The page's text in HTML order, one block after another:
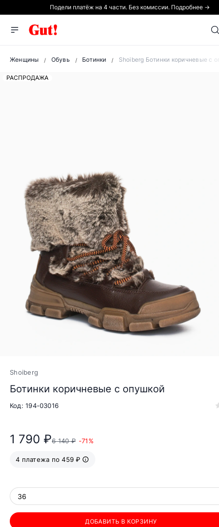
Подели платёж на 4 части. Без комиссии. Подробнее →
Женщины Обувь Ботинки Shoiberg Ботинки коричневые с
РАСПРОДАЖА
Shoiberg
Ботинки коричневые с опушкой
Код: 194-03016
1 790 ₽6 140 ₽ -71%
4 платежа по 459 ₽
36
ДОБАВИТЬ В КОРЗИНУ